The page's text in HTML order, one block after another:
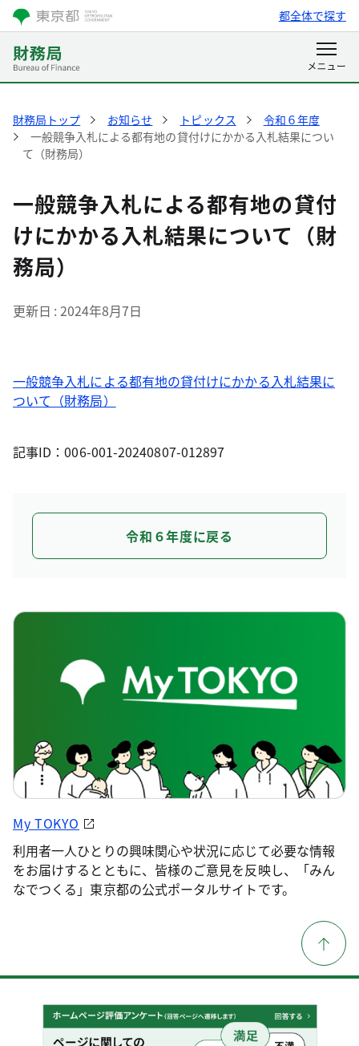
都全体で探す
財務局トップ お知らせ トピックス
令和６年度
一般競争入札による都有地の貸付けにかかる入札結果につい
て（財務局）
一般競争入札による都有地の貸付
けにかかる入札結果について（財
務局）
更新日 2024年8月7日
一般競争入札による都有地の貸付けにかかる入札結果に
ついて（財務局）
記事ID：006-001-20240807-012897
令和６年度に戻る
My TOKYO
利用者一人ひとりの興味関心や状況に応じて必要な情報
をお届けするとともに、皆様のご意見を反映し、「みん
なでつくる」東京都の公式ポータルサイトです。